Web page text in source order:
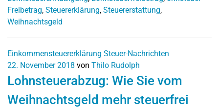
Freibetrag, Steuererklärung, Steuererstattung,
Weihnachtsgeld
Einkommensteuererklärung Steuer-Nachrichten
22. November 2018 von Thilo Rudolph
Lohnsteuerabzug: Wie Sie vom
Weihnachtsgeld mehr steuerfrei